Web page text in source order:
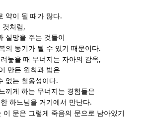
약이 될 때가 많다.
것처럼 ,
실망을 주는 것들이
의 동기가 될 수 있기 때문이다.
놓을 때 무너지는 자아의 감옥,
만든 원칙과 법은
없는 철옹성이다.
끼게 하는 무너지는 경험들은
하느님을 거기에서 만난다.
이 문은 그렇게 죽음의 문으로 남아있기